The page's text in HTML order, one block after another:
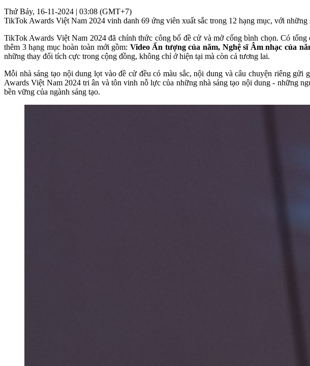
Thứ Bảy, 16-11-2024 | 03:08 (GMT+7)
TikTok Awards Việt Nam 2024 vinh danh 69 ứng viên xuất sắc trong 12 hạng mục, với
TikTok Awards Việt Nam 2024 đã chính thức công bố đề cử và mở cổng bình chọn. Có
thêm 3 hạng mục hoàn toàn mới gồm: Video Ấn tượng của năm, Nghệ sĩ Âm nhạc của
những thay đổi tích cực trong cộng đồng, không chỉ ở hiện tại mà còn cả tương lai.
Mỗi nhà sáng tạo nội dung lọt vào đề cử đều có màu sắc, nội dung và câu chuyện riêng
Awards Việt Nam 2024 tri ân và tôn vinh nỗ lực của những nhà sáng tạo nội dung - những
bền vững của ngành sáng tạo.